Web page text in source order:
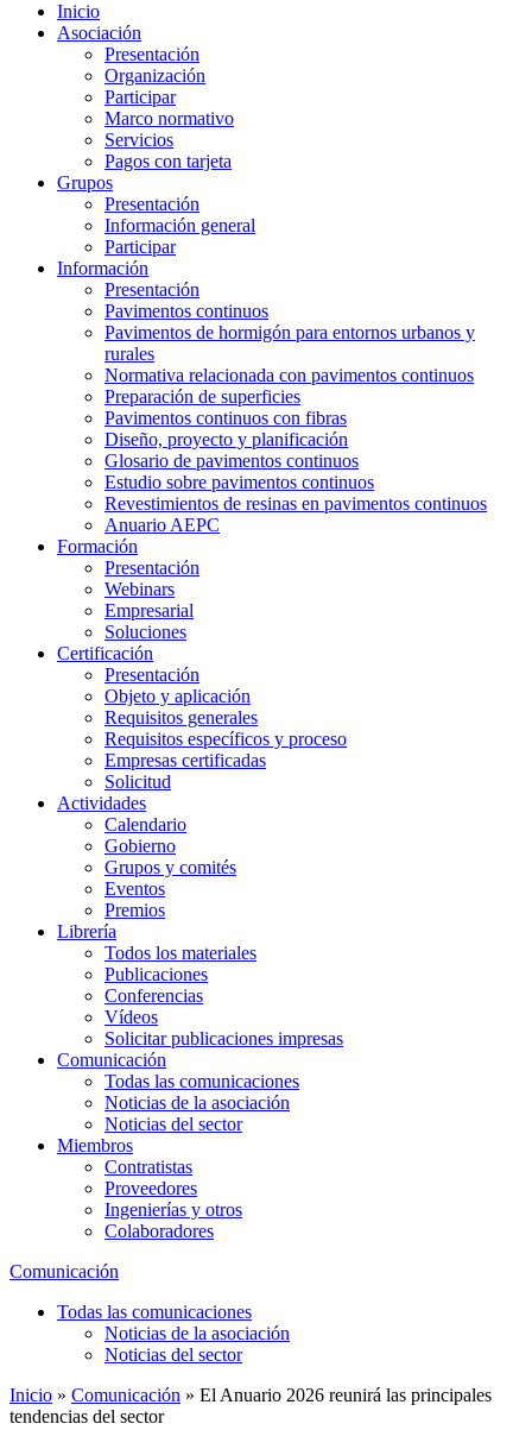
Inicio
Asociación
Presentación
Organización
Participar
Marco normativo
Servicios
Pagos con tarjeta
Grupos
Presentación
Información general
Participar
Información
Presentación
Pavimentos continuos
Pavimentos de hormigón para entornos urbanos y
rurales
Normativa relacionada con pavimentos continuos
Preparación de superficies
Pavimentos continuos con fibras
Diseño, proyecto y planificación
Glosario de pavimentos continuos
Estudio sobre pavimentos continuos
Revestimientos de resinas en pavimentos continuos
Anuario AEPC
Formación
Presentación
Webinars
Empresarial
Soluciones
Certificación
Presentación
Objeto y aplicación
Requisitos generales
Requisitos específicos y proceso
Empresas certificadas
Solicitud
Actividades
Calendario
Gobierno
Grupos y comités
Eventos
Premios
Librería
Todos los materiales
Publicaciones
Conferencias
Vídeos
Solicitar publicaciones impresas
Comunicación
Todas las comunicaciones
Noticias de la asociación
Noticias del sector
Miembros
Contratistas
Proveedores
Ingenierías y otros
Colaboradores
Comunicación
Todas las comunicaciones
Noticias de la asociación
Noticias del sector
Inicio » Comunicación » El Anuario 2026 reunirá las principales
tendencias del sector